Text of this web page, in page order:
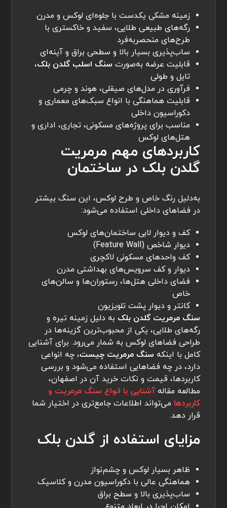
زمینه مشکی یکدست با جلوه‌ای لوکس و مدرن
رگه‌های طبیعی طلایی، سفید و خاکستری با
طرح‌های منحصربه‌فرد
ساب‌پذیری بسیار بالا و سطحی براق و آینه‌ای
قابلیت عرضه به‌صورت سنگ اسلب گلدن بلک،
تایل و طولی
فرآوری در مدل‌های صیقلی، هوند و چرمی
قابلیت هماهنگی با انواع سبک‌های معماری و
دکوراسیون داخلی
مناسب برای پروژه‌های مسکونی، تجاری، اداری و
هتل‌های لوکس
کاربردهای مهم مرمریت
گلدن بلک در ساختمان
به‌دلیل رنگ خاص و طرح لوکس، این سنگ بیشتر
در فضاهای داخلی استفاده می‌شود:
کف و دیوار لابی ساختمان‌های لوکس
دیوار شاخص (Feature Wall)
کف واحدهای مسکونی لاکچری
دیوار و کف سرویس‌های بهداشتی مدرن
فضای داخلی هتل‌ها، رستوران‌ها و سالن‌های
خاص
کانتر و دیوار پشت تلویزیون
سنگ مرمریت گلدن بلک به دلیل زمینه تیره و
رگه‌های طلایی، یکی از محبوب‌ترین گزینه‌ها در
طراحی فضاهای لوکس به شمار می‌رود. برای آشنایی
کامل با اینکه سنگ مرمریت چیست، چه انواعی
دارد، در چه فضاهایی استفاده می‌شود و بررسی
کاربردها، قیمت و نکات خرید آن در اصفهان،
مطالعه مقاله آشنایی با انواع سنگ مرمریت و
کاربردها می‌تواند اطلاعات جامع‌تری در اختیار شما
قرار دهد.
مزایای استفاده از گلدن بلک
ظاهر بسیار لوکس و چشم‌نواز
هماهنگی عالی با دکوراسیون مدرن و کلاسیک
ساب‌پذیری بالا و سطح براق